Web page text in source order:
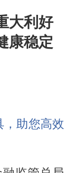
大利好
康稳定
，助您高效